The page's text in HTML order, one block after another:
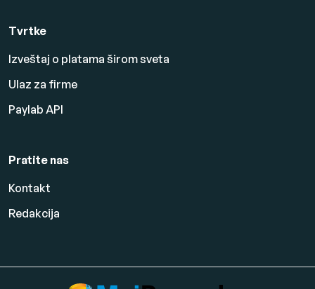
Tvrtke
Izveštaj o platama širom sveta
Ulaz za firme
Paylab API
Pratite nas
Kontakt
Redakcija